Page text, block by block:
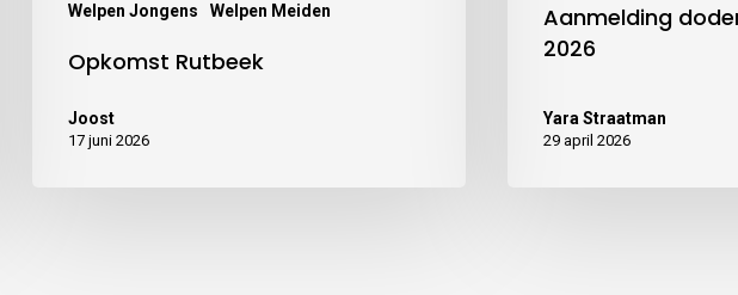
Welpen Jongens Welpen Meiden
Opkomst Rutbeek
Joost
17 juni 2026
Aanmelding
2026
Yara Straatman
29 april 2026